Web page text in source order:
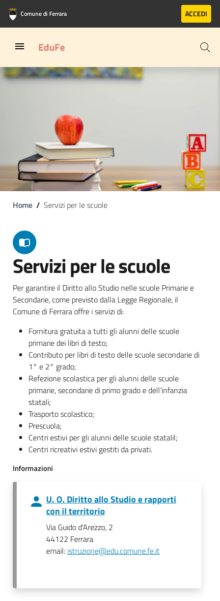
Vai al contenuto principale
Vai al footer
Comune di Ferrara ACCEDI
EduFe
Home Servizi per le scuole
Servizi per le scuole
Per garantire il Diritto allo Studio nelle scuole Primarie e
Secondarie, come previsto dalla Legge Regionale, il
Comune di Ferrara offre i servizi di:
Fornitura gratuita a tutti gli alunni delle scuole
primarie dei libri di testo;
Contributo per libri di testo delle scuole secondarie di
1° e 2° grado;
Refezione scolastica per gli alunni delle scuole
primarie, secondarie di primo grado e dell’infanzia
statali;
Trasporto scolastico;
Prescuola;
Centri estivi per gli alunni delle scuole statalil;
Centri ricreativi estivi gestiti da privati.
Informazioni
U. O. Diritto allo Studio e rapporti
con il territorio
Via Guido d'Arezzo, 2
44122 Ferrara
email: istruzione@edu.comune.fe.it